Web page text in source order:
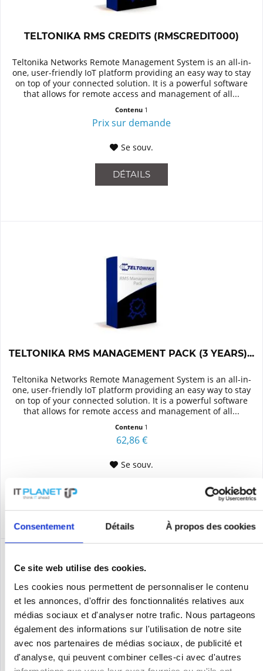
Consentement Détails À propos des cookies
Ce site web utilise des cookies.
Les cookies nous permettent de personnaliser le contenu
et les annonces, d'offrir des fonctionnalités relatives aux
médias sociaux et d'analyser notre trafic. Nous partageons
également des informations sur l'utilisation de notre site
avec nos partenaires de médias sociaux, de publicité et
d'analyse, qui peuvent combiner celles-ci avec d'autres
TELTONIKA RMS CREDITS (RMSCREDIT000)
Teltonika Networks Remote Management System is an all-in-
one, user-friendly IoT platform providing an easy way to stay
on top of your connected solution. It is a powerful software
that allows for remote access and management of all...
Contenu 1
Prix sur demande
Se souv.
DÉTAILS
TELTONIKA RMS MANAGEMENT PACK (3 YEARS)...
Teltonika Networks Remote Management System is an all-in-
one, user-friendly IoT platform providing an easy way to stay
on top of your connected solution. It is a powerful software
that allows for remote access and management of all...
Contenu 1
62,86 €
Se souv.